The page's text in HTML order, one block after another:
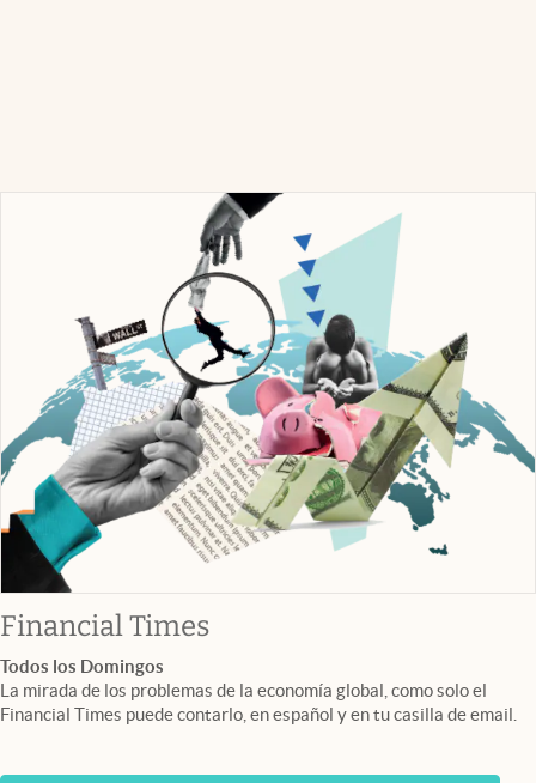
Financial Timesabre en nueva pestaña
Todos los Domingos
La mirada de los problemas de la economía global, como solo el
Financial Times puede contarlo, en español y en tu casilla de email.